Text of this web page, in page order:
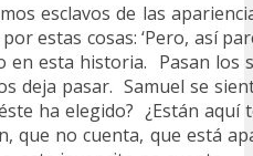
esclavos de las
estas cosas: ‘Pero, así
en esta historia. Pasan los
deja pasar. Samuel se
ha elegido? ¿Están aquí
que no cuenta, que está